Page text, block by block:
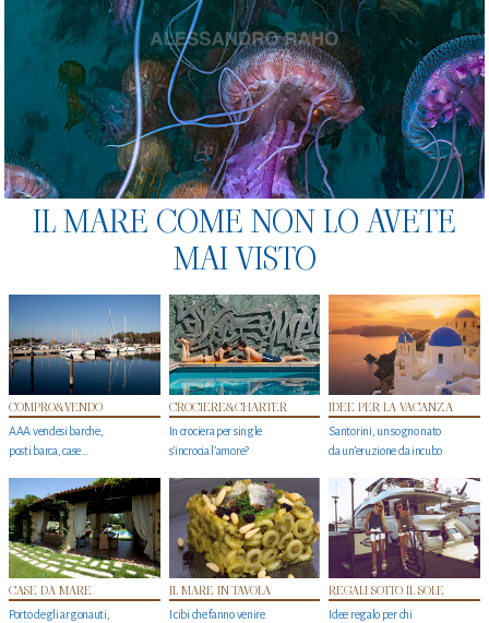
IL MARE COME NON LO AVETE
MAI VISTO
COMPRO&VENDO
AAA vendesi barche,
posti barca, case…
CROCIERE&CHARTER
In crociera per single
s'incrocia l’amore?
IDEE PER LA VACANZA
Santorini, un sogno nato
da un’eruzione da incubo
CASE DA MARE
Porto degli argonauti,
IL MARE IN TAVOLA
I cibi che fanno venire
REGALI SOTTO IL SOLE
Idee regalo per chi